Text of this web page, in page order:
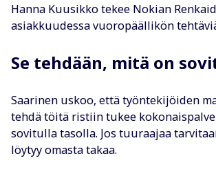
Hanna Kuusikko tekee Nokian
asiakkuudessa vuoropäällikön
Se tehdään, mitä on
Saarinen uskoo, että työntekijöiden
tehdä töitä ristiin tukee
sovitulla tasolla. Jos tuuraajaa
löytyy omasta takaa.